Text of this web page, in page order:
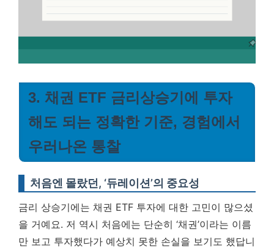
3. 채권 ETF 금리상승기에 투자
해도 되는 정확한 기준, 경험에서
우러나온 통찰
처음엔 몰랐던, ‘듀레이션’의 중요성
금리 상승기에는 채권 ETF 투자에 대한 고민이 많으셨
을 거예요. 저 역시 처음에는 단순히 ‘채권’이라는 이름
만 보고 투자했다가 예상치 못한 손실을 보기도 했답니